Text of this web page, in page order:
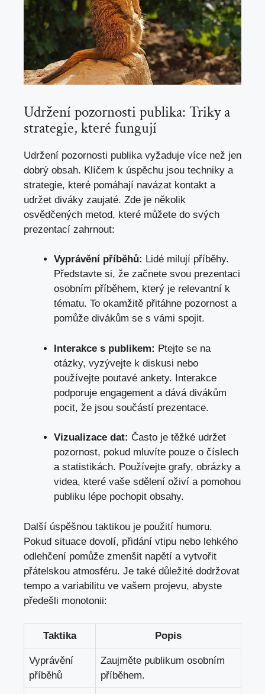
Udržení pozornosti publika: Triky a
strategie, které fungují
Udržení pozornosti publika vyžaduje více než jen
dobrý obsah. Klíčem k úspěchu jsou techniky a
strategie, které pomáhají navázat kontakt a
udržet diváky zaujaté. Zde je několik
osvědčených metod, které můžete do svých
prezentací zahrnout:
Vyprávění příběhů: Lidé milují příběhy.
Představte si, že začnete svou prezentaci
osobním příběhem, který je relevantní k
tématu. To okamžitě přitáhne pozornost a
pomůže divákům se s vámi spojit.
Interakce s publikem: Ptejte se na
otázky, vyzývejte k diskusi nebo
používejte poutavé ankety. Interakce
podporuje engagement a dává divákům
pocit, že jsou součástí prezentace.
Vizualizace dat: Často je těžké udržet
pozornost, pokud mluvíte pouze o číslech
a statistikách. Používejte grafy, obrázky a
videa, které vaše sdělení oživí a pomohou
publiku lépe pochopit obsahy.
Další úspěšnou taktikou je použití humoru.
Pokud situace dovolí, přidání vtipu nebo lehkého
odlehčení pomůže zmenšit napětí a vytvořit
přátelskou atmosféru. Je také důležité dodržovat
tempo a variabilitu ve vašem projevu, abyste
předešli monotonii:
Taktika Popis
Vyprávění
příběhů
Zaujměte publikum osobním
příběhem.